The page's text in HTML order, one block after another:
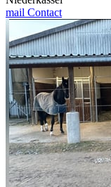
mail Contact